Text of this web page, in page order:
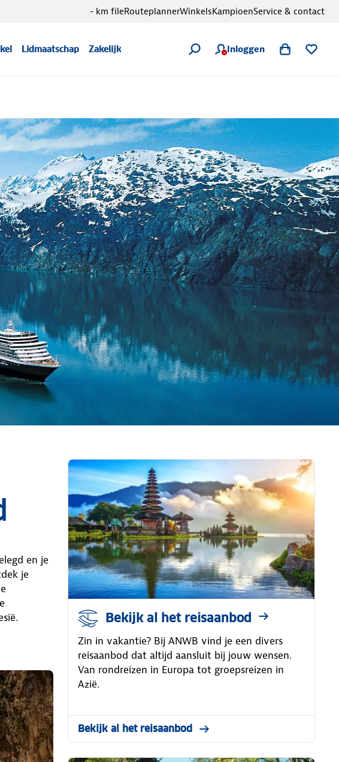
Lidmaatschap Zakelijk Inloggen
- km fileRouteplannerWinkelsKampioenService & contact
en je
je
Bekijk al het reisaanbod
Zin in vakantie? Bij ANWB vind je een divers
reisaanbod dat altijd aansluit bij jouw wensen.
Van rondreizen in Europa tot groepsreizen in
Azië.
Bekijk al het reisaanbod